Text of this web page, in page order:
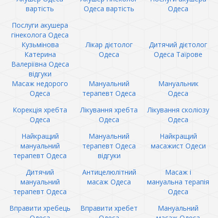
вартість
Одеса вартість
Одеса
Послуги акушера
гінеколога Одеса
Кузьмінова
Катерина
Валеріївна Одеса
відгуки
Лікар дієтолог
Одеса
Дитячий дієтолог
Одеса Таїрове
Масаж недорого
Одеса
Мануальний
терапевт Одеса
Мануальник
Одеса
Корекція хребта
Одеса
Лікування хребта
Одеса
Лікування сколіозу
Одеса
Найкращий
мануальний
терапевт Одеса
Мануальний
терапевт Одеса
відгуки
Найкращий
масажист Одеси
Дитячий
мануальний
терапевт Одеса
Антицелюлітний
масаж Одеса
Масаж і
мануальна терапія
Одеса
Вправити хребець
Вправити хребет
Мануальний